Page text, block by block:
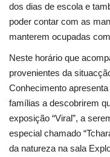
Ambiente
dos dias de escola e
poder contar com as
manterem ocupadas
Neste horário que
provenientes da
Conhecimento
famílias a descobrirem
exposição “Viral”, a
especial chamado
da natureza na sala